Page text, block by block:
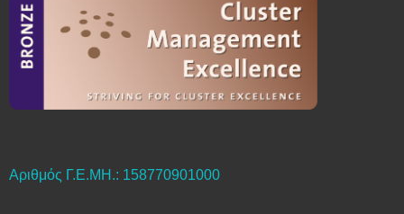
Αριθμός Γ.Ε.ΜΗ.: 158770901000